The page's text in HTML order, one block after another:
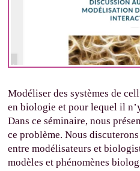
Modéliser des systèmes de
en biologie et pour lequel il
Dans ce séminaire, nous
ce problème. Nous
entre modélisateurs et
modèles et phénomènes